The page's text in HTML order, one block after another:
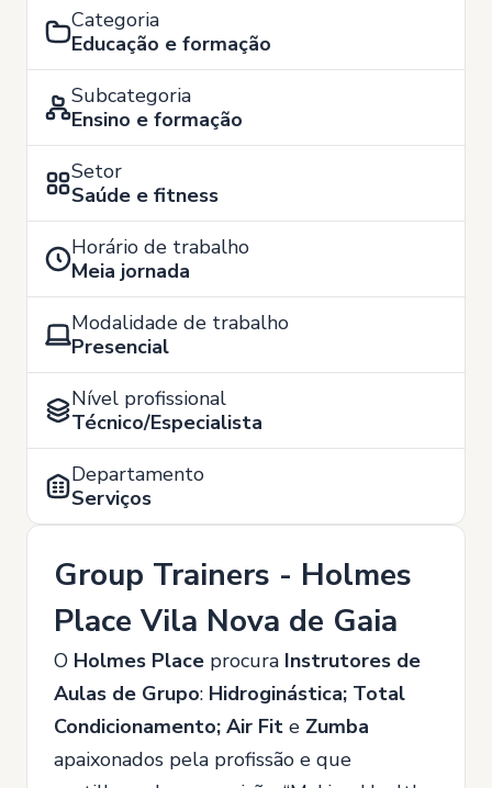
Categoria
Educação e formação
Subcategoria
Ensino e formação
Setor
Saúde e fitness
Horário de trabalho
Meia jornada
Modalidade de trabalho
Presencial
Nível profissional
Técnico/Especialista
Departamento
Serviços
Group Trainers - Holmes
Place Vila Nova de Gaia
O Holmes Place procura Instrutores de
Aulas de Grupo: Hidroginástica; Total
Condicionamento; Air Fit e Zumba
apaixonados pela profissão e que